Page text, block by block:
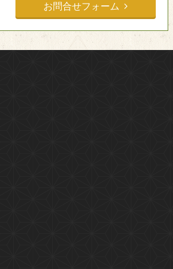
お問合せフォーム